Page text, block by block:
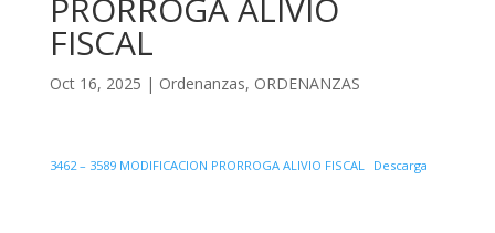
PRORROGA ALIVIO
FISCAL
Oct 16, 2025 | Ordenanzas, ORDENANZAS
3462 – 3589 MODIFICACION PRORROGA ALIVIO FISCAL Descarga